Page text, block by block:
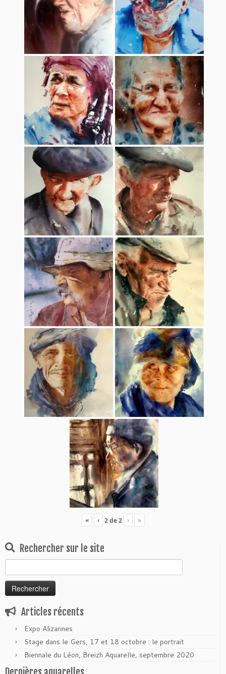
« ‹ 2de2 › »
Rechercher sur le site
Articles récents
Expo Alizarines
Stage dans le Gers, 17 et 18 octobre : le portrait
Biennale du Léon, Breizh Aquarelle, septembre 2020